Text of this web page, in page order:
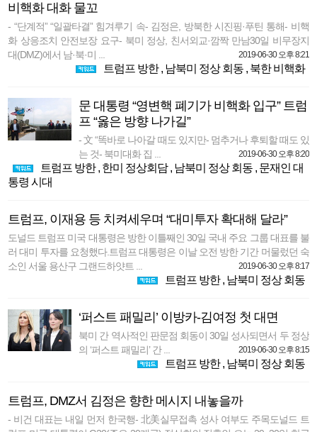
비핵화 대화 물꼬
- “단계적” “일괄타결” 힘겨루기 속- 김정은, 방북한 시진핑·푸틴 통해- 비핵
화 상응조치 안전보장 요구- 북미 정상, 친서외교·깜짝 만남30일 비무장지
대(DMZ)에서 남·북·미 ...
2019-06-30 오후 8:21
트럼프 방한, 남북미 정상 회동, 북한 비핵화
문 대통령 “영변핵 폐기가 비핵화 입구” 트럼
프 “옳은 방향 나가길”
- 文 “똑바로 나아갈 때도 있지만- 멈추거나 후퇴할 때도 있
는 것- 북미대화 집 ...
2019-06-30 오후 8:20
트럼프 방한, 한미 정상회담, 남북미 정상 회동 , 문재인 대
통령 시대
트럼프, 이재용 등 치켜세우며 “대미투자 확대해 달라”
도널드 트럼프 미국 대통령은 방한 이틀째인 30일 국내 주요 그룹 대표를 불
러 대미 투자를 요청했다.트럼프 대통령은 이날 오전 방한 기간 머물렀던 숙
소인 서울 용산구 그랜드하얏트 ...
2019-06-30 오후 8:17
트럼프 방한, 남북미 정상 회동
‘퍼스트 패밀리’ 이방카-김여정 첫 대면
북미 간 역사적인 판문점 회동이 30일 성사되면서 두 정상
의 ‘퍼스트 패밀리’ 간 ...
2019-06-30 오후 8:15
트럼프 방한, 남북미 정상 회동
트럼프, DMZ서 김정은 향한 메시지 내놓을까
- 비건 대표는 내일 먼저 한국행- 北美실무접촉 성사 여부도 주목도널드 트